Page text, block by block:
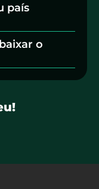
país
o